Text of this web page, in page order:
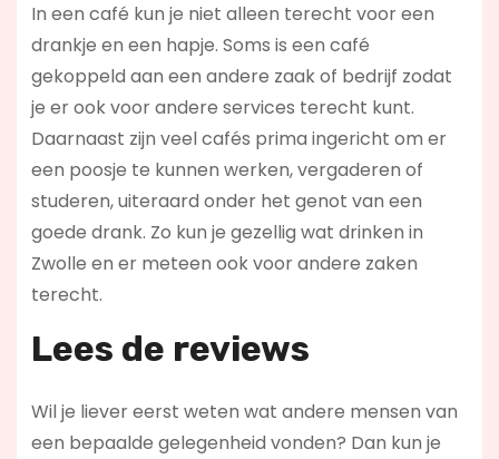
In een café kun je niet alleen terecht voor een
drankje en een hapje. Soms is een café
gekoppeld aan een andere zaak of bedrijf zodat
je er ook voor andere services terecht kunt.
Daarnaast zijn veel cafés prima ingericht om er
een poosje te kunnen werken, vergaderen of
studeren, uiteraard onder het genot van een
goede drank. Zo kun je gezellig wat drinken in
Zwolle en er meteen ook voor andere zaken
terecht.
Lees de reviews
Wil je liever eerst weten wat andere mensen van
een bepaalde gelegenheid vonden? Dan kun je